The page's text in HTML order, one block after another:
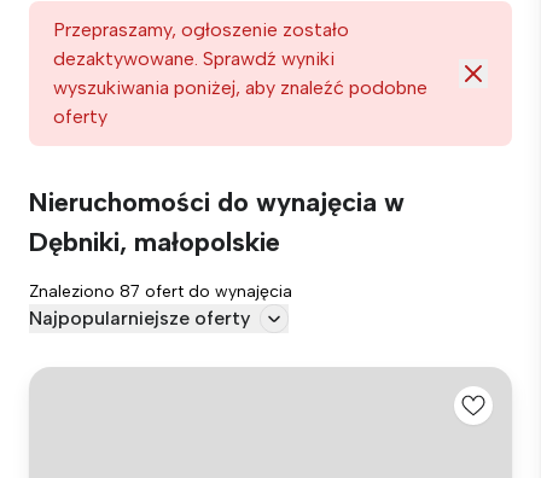
Przepraszamy, ogłoszenie zostało
dezaktywowane. Sprawdź wyniki
wyszukiwania poniżej, aby znaleźć podobne
oferty
Nieruchomości do wynajęcia w
Dębniki, małopolskie
Znaleziono 87 ofert do wynajęcia
Najpopularniejsze oferty